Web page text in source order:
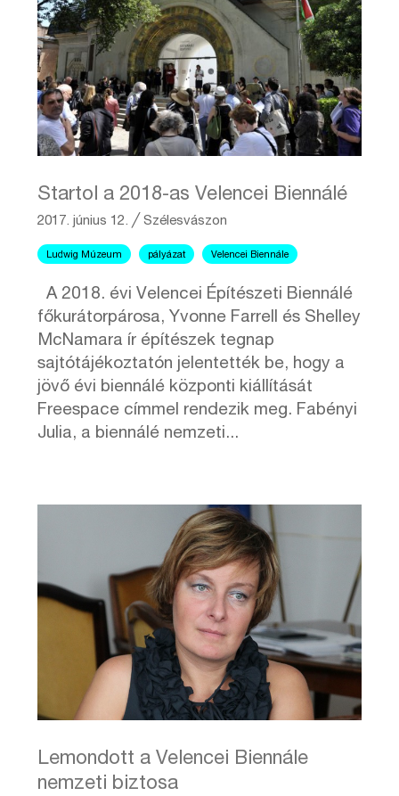
Startol a 2018-as Velencei Biennálé
2017. június 12. ╱Szélesvászon
Ludwig Múzeum pályázat Velencei Biennále
A 2018. évi Velencei Építészeti Biennálé
főkurátorpárosa, Yvonne Farrell és Shelley
McNamara ír építészek tegnap
sajtótájékoztatón jelentették be, hogy a
jövő évi biennálé központi kiállítását
Freespace címmel rendezik meg. Fabényi
Julia, a biennálé nemzeti...
Lemondott a Velencei Biennále
nemzeti biztosa